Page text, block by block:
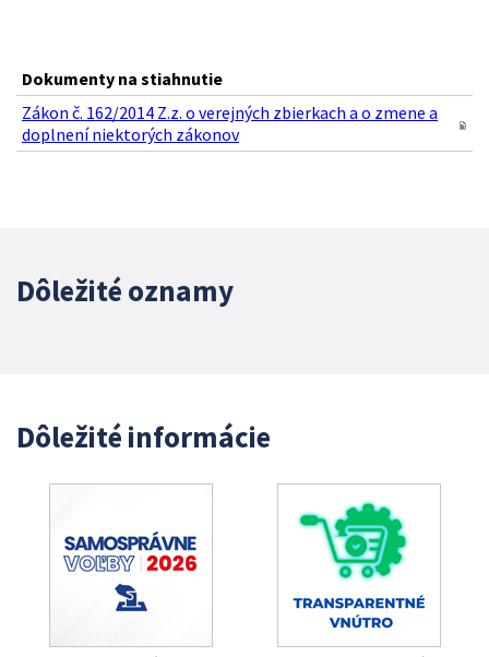
Dokumenty na stiahnutie
Zákon č. 162/2014 Z.z. o verejných zbierkach a o zmene a
doplnení niektorých zákonov
Dôležité oznamy
Dôležité informácie